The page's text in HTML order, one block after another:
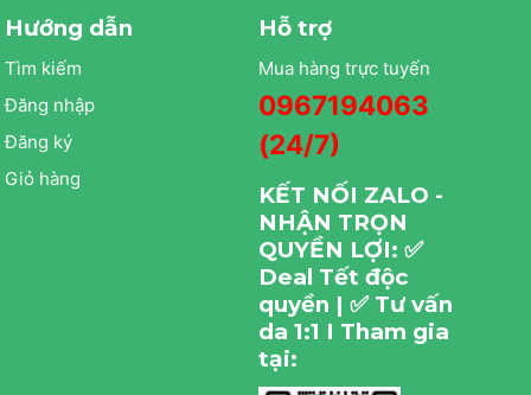
Hướng dẫn
Tìm kiếm
Đăng nhập
Đăng ký
Giỏ hàng
Hỗ trợ
Mua hàng trực tuyến
0967194063
(24/7)
KẾT NỐI ZALO -
NHẬN TRỌN
QUYỀN LỢI: ✅
Deal Tết độc
quyền | ✅ Tư vấn
da 1:1 I Tham gia
tại: